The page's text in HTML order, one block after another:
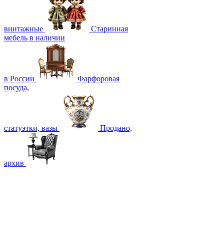
винтажные
Старинная
мебель в наличии
в России
Фарфоровая
посуда,
статуэтки, вазы Продано,
архив